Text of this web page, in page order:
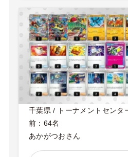
千葉県 / トーナメントセンタ
前：64名
あかがつおさん